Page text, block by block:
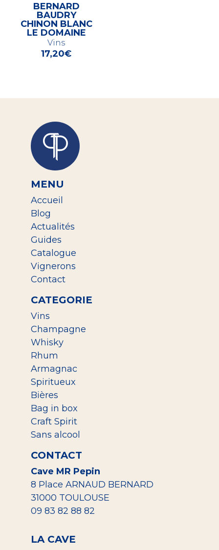
BERNARD
BAUDRY
CHINON BLANC
LE DOMAINE
Vins
17,20€
MENU
Accueil
Blog
Actualités
Guides
Catalogue
Vignerons
Contact
CATEGORIE
Vins
Champagne
Whisky
Rhum
Armagnac
Spiritueux
Bières
Bag in box
Craft Spirit
Sans alcool
CONTACT
Cave MR Pepin
8 Place ARNAUD BERNARD
31000 TOULOUSE
09 83 82 88 82
LA CAVE